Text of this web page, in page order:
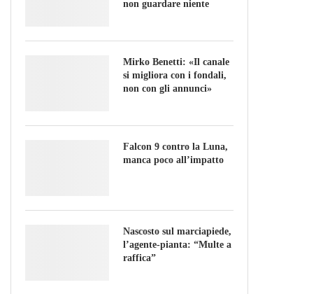
non guardare niente
Mirko Benetti: «Il canale
si migliora con i fondali,
non con gli annunci»
Falcon 9 contro la Luna,
manca poco all’impatto
Nascosto sul marciapiede,
l’agente-pianta: “Multe a
raffica”